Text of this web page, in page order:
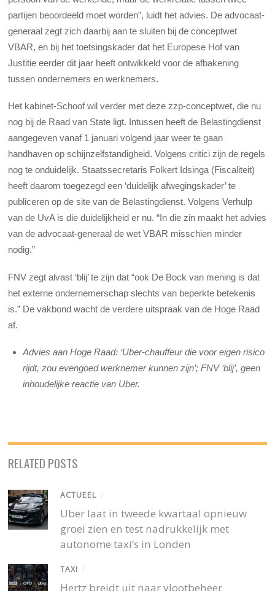
partijen beoordeeld moet worden”, luidt het advies. De advocaat-
generaal zegt zich daarbij aan te sluiten bij de conceptwet
VBAR, en bij het toetsingskader dat het Europese Hof van
Justitie eerder dit jaar heeft ontwikkeld voor de afbakening
tussen ondernemers en werknemers.
Het kabinet-Schoof wil verder met deze zzp-conceptwet, die nu
nog bij de Raad van State ligt. Intussen heeft de Belastingdienst
aangegeven vanaf 1 januari volgend jaar weer te gaan
handhaven op schijnzelfstandigheid. Volgens critici zijn de regels
nog te onduidelijk. Staatssecretaris Folkert Idsinga (Fiscaliteit)
heeft daarom toegezegd een ‘duidelijk afwegingskader’ te
publiceren op de site van de Belastingdienst. Volgens Verhulp
van de UvA is die duidelijkheid er nu. “In die zin maakt het advies
van de advocaat-generaal de wet VBAR misschien minder
nodig.”
FNV zegt alvast ‘blij’ te zijn dat “ook De Bock van mening is dat
het externe ondernemerschap slechts van beperkte betekenis
is.” De vakbond wacht de verdere uitspraak van de Hoge Raad
af.
Advies aan Hoge Raad: ‘Uber-chauffeur die voor eigen risico
rijdt, zou evengoed werknemer kunnen zijn’; FNV ‘blij’, geen
inhoudelijke reactie van Uber.
RELATED POSTS
ACTUEEL /
Uber laat in tweede kwartaal opnieuw
groei zien en test nadrukkelijk met
autonome taxi’s in Londen
TAXI /
Hertz breidt uit naar vlootbeheer